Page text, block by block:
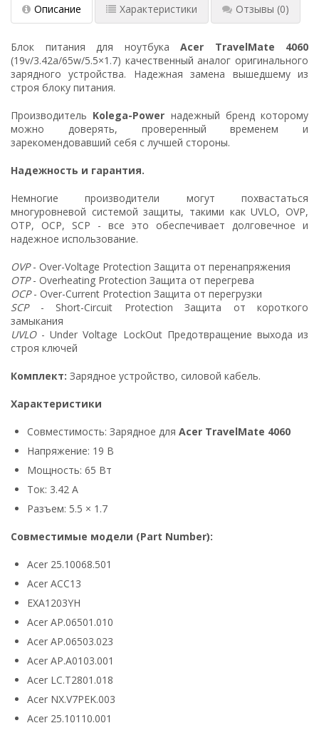
Описание Характеристики Отзывы (0)
Блок питания для ноутбука Acer TravelMate 4060
(19v/3.42a/65w/5.5×1.7) качественный аналог оригинального
зарядного устройства. Надежная замена вышедшему из
строя блоку питания.
Производитель Kolega-Power надежный бренд которому
можно доверять, проверенный временем и
зарекомендовавший себя с лучшей стороны.
Надежность и гарантия.
Немногие производители могут похвастаться
многуровневой системой защиты, такими как UVLO, OVP,
OTP, OCP, SCP - все это обеспечивает долговечное и
надежное использование.
OVP- Over-Voltage Protection Защита от перенапряжения
OTP- Overheating Protection Защита от перегрева
OCP- Over-Current Protection Защита от перегрузки
SCP- Short-Circuit Protection Защита от короткого
замыкания
UVLO- Under Voltage LockOut Предотвращение выхода из
строя ключей
Комплект: Зарядное устройство, силовой кабель.
Характеристики
Совместимость: Зарядное для Acer TravelMate 4060
Напряжение: 19 В
Мощность: 65 Вт
Ток: 3.42 А
Разъем: 5.5 × 1.7
Совместимые модели (Part Number):
Acer 25.10068.501
Acer ACC13
EXA1203YH
Acer AP.06501.010
Acer AP.06503.023
Acer AP.A0103.001
Acer LC.T2801.018
Acer NX.V7PEK.003
Acer 25.10110.001